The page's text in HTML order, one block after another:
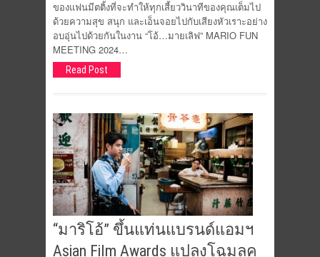
ของแฟนมีตติ้งที่จะทำให้ทุกเสี้ยววินาทีของคุณเต็มไป
ด้วยความสุข สนุก และเอ็นจอยไปกับเสียงหัวเราะอย่าง
อบอุ่นไปด้วยกันในงาน “โอ้…มายเลิฟ” MARIO FUN
MEETING 2024…
Read Post
“มาริโอ้” ขึ้นแท่นแบรนด์แอมฯ
Asian Film Awards แปลงโฉมลุค